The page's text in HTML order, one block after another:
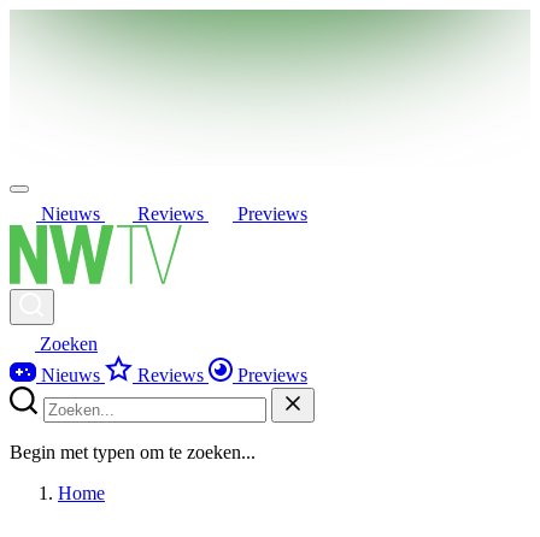
Nieuws Reviews Previews
Zoeken
Nieuws
Reviews Previews
Begin met typen om te zoeken...
Home